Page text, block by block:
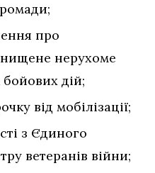
про
нерухоме
дій;
від мобілізації;
з Єдиного
ветеранів війни;